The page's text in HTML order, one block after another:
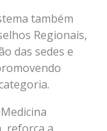
também
Regionais,
das sedes e
reforça a